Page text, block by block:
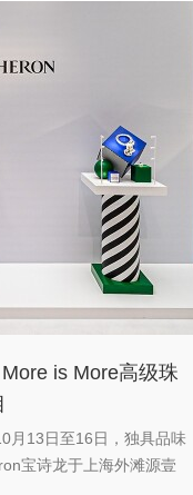
is More高级珠
月13日至16日，独具品味
宝诗龙于上海外滩源壹